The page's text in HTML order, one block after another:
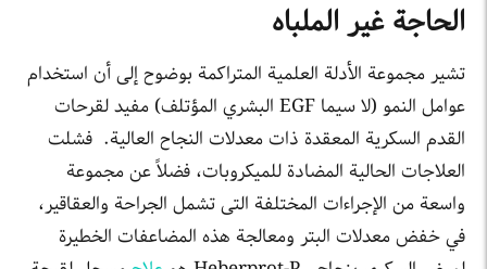
الحاجة غير الملباه
تشير مجموعة الأدلة العلمية المتراكمة بوضوح إلى أن استخدام
عوامل النمو (لا سيما EGF البشري المؤتلف) مفيد لقرحات
القدم السكرية المعقدة ذات معدلات النجاح العالية. فشلت
العلاجات الحالية المضادة للميكروبات، فضلاً عن مجموعة
واسعة من الإجراءات المختلفة التى تشمل الجراحة والعقاقير،
في خفض معدلات البتر ومعالجة هذه المضاعفات الخطيرة